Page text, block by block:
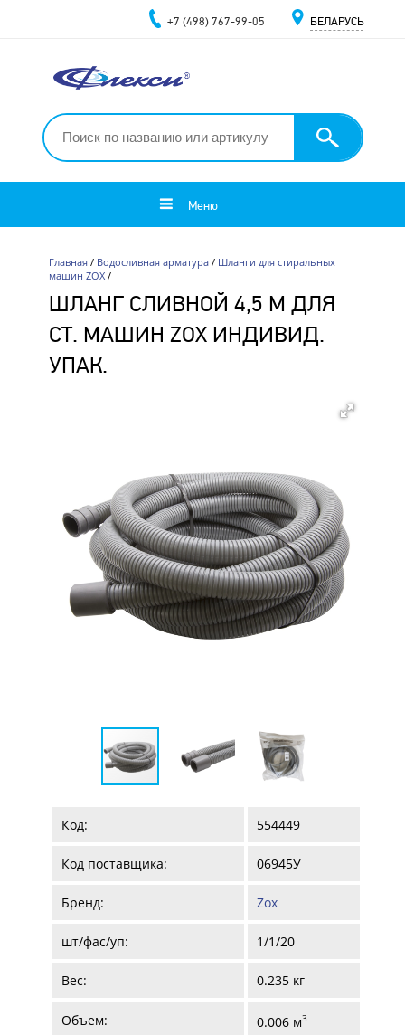
+7 (498) 767-99-05 БЕЛАРУСЬ
Меню
Главная/ Водосливная арматура/ Шланги для стиральных
машин ZOX/
ШЛАНГ СЛИВНОЙ 4,5 М ДЛЯ
СТ. МАШИН ZOX ИНДИВИД.
УПАК.
Код: 554449
Код поставщика: 06945У
Бренд: Zox
шт/фас/уп: 1/1/20
Вес: 0.235 кг
Объем: 0.006 м3